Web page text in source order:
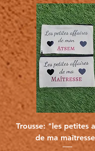
Vista rápida
Trousse: "les petites
de ma